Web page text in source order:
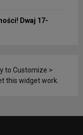
Dwaj 17-
to Customize >
this widget work.